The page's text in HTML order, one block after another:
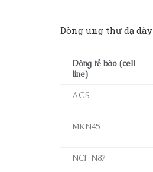
Dòng ung thư dạ dày
Dòng tế bào (cell
line)
AGS
MKN45
NCI-N87